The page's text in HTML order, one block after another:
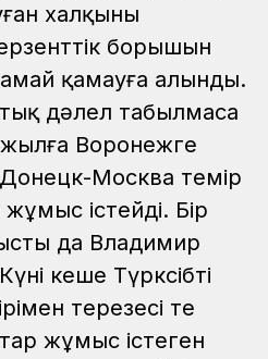
халқының
борышын
қамауға алынды.
дәлел табылмаса
Воронежге
Донецк-Москва темір
істейді. Бір
да Владимир
кеше Түрксібті
терезесі тең
жұмыс істеген